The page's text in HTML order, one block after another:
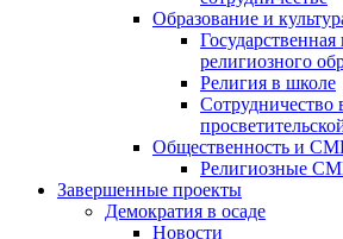
Образование и
религиозного
Религия в школе
Сотрудничество
Общественность и
Религиозные
Завершенные проекты
Демократия в осаде
Новости